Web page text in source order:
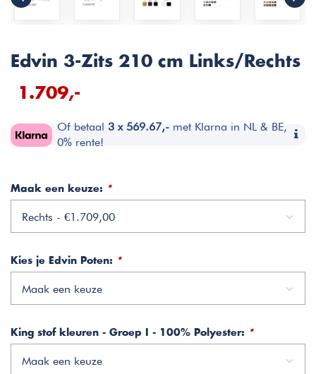
Edvin 3-Zits 210 cm Links/Rechts
1.709,-
Of betaal 3 x 569.67,- met Klarna in NL & BE,
0% rente!
Maak een keuze: *
Rechts - €1.709,00
Kies je Edvin Poten: *
Maak een keuze
King stof kleuren - Groep I - 100% Polyester: *
Maak een keuze